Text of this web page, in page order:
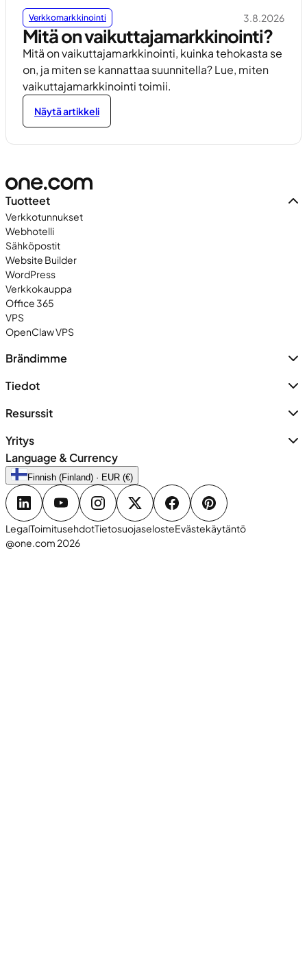
Verkkomarkkinointi 3.8.2026
Mitä on vaikuttajamarkkinointi?
Mitä on vaikuttajamarkkinointi, kuinka tehokasta se
on, ja miten se kannattaa suunnitella? Lue, miten
vaikuttajamarkkinointi toimii.
Näytä artikkeli
Tuotteet
Verkkotunnukset
Webhotelli
Sähköpostit
Website Builder
WordPress
Verkkokauppa
Office 365
VPS
OpenClaw VPS
Brändimme
Tiedot
Resurssit
Yritys
Language & Currency
Finnish (Finland) · EUR (€)
LegalToimitusehdotTietosuojaselosteEvästekäytäntö
@one.com 2026